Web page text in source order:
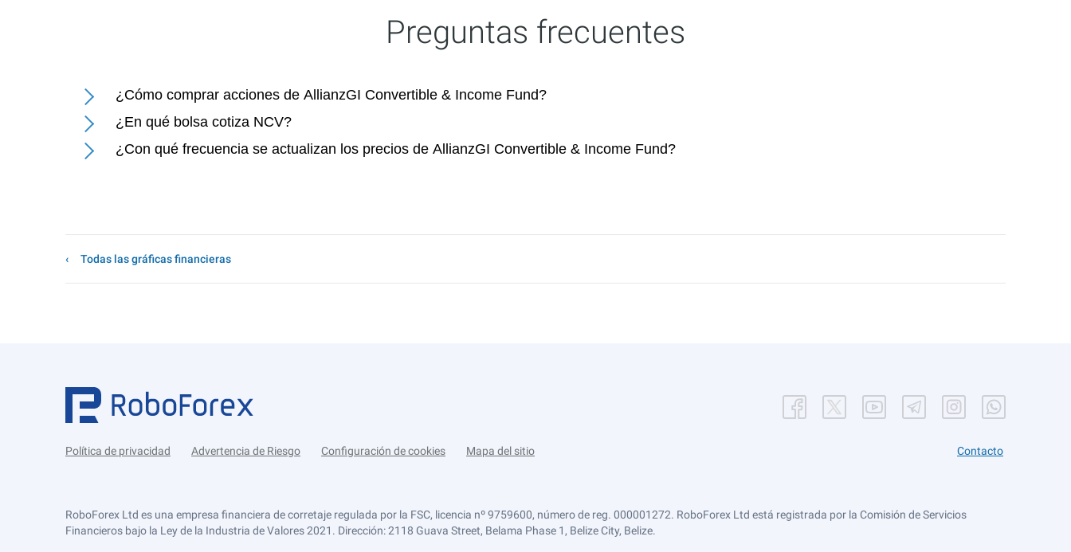
Preguntas frecuentes
¿Cómo comprar acciones de AllianzGI Convertible & Income Fund?
¿En qué bolsa cotiza NCV?
¿Con qué frecuencia se actualizan los precios de AllianzGI Convertible & Income Fund?
Todas las gráficas financieras
Política de privacidad Advertencia de Riesgo Configuración de cookies Mapa del sitio Contacto
RoboForex Ltd es una empresa financiera de corretaje regulada por la FSC, licencia nº 9759600, número de reg. 000001272. RoboForex Ltd está registrada por la Comisión de Servicios
Financieros bajo la Ley de la Industria de Valores 2021. Dirección: 2118 Guava Street, Belama Phase 1, Belize City, Belize.